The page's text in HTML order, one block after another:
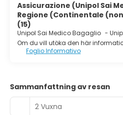
Assicurazione (Unipol Sai
Regione (Continentale
(15)
Unipol Sai Medico Bagaglio -
Om du vill utöka den här
Foglio Informativo
Sammanfattning av resan
2 Vuxna